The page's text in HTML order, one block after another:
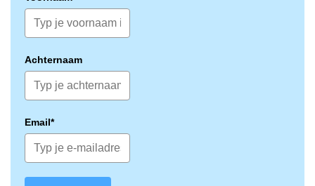
Achternaam
Email*